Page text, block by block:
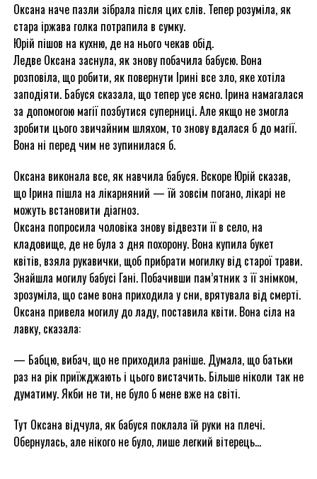
Оксана наче пазли зібрала після цих слів. Тепер розуміла, як
стара іржава голка потрапила в сумку.
Юрій пішов на кухню, де на нього чекав обід.
Ледве Оксана заснула, як знову побачила бабусю. Вона
розповіла, що робити, як повернути Ірині все зло, яке хотіла
заподіяти. Бабуся сказала, що тепер усе ясно. Ірина намагалася
за допомогою магії позбутися суперниці. Але якщо не змогла
зробити цього звичайним шляхом, то знову вдалася б до магії.
Вона ні перед чим не зупинилася б.
Оксана виконала все, як навчила бабуся. Вскоре Юрій сказав,
що Ірина пішла на лікарняний — їй зовсім погано, лікарі не
можуть встановити діагноз.
Оксана попросила чоловіка знову відвезти її в село, на
кладовище, де не була з дня похорону. Вона купила букет
квітів, взяла рукавички, щоб прибрати могилку від старої трави.
Знайшла могилу бабусі Гані. Побачивши пам’ятник з її знімком,
зрозуміла, що саме вона приходила у сни, врятувала від смерті.
Оксана привела могилу до ладу, поставила квіти. Вона сіла на
лавку, сказала:
— Бабцю, вибач, що не приходила раніше. Думала, що батьки
раз на рік приїжджають і цього вистачить. Більше ніколи так не
думатиму. Якби не ти, не було б мене вже на світі.
Тут Оксана відчула, як бабуся поклала їй руки на плечі.
Обернулась, але нікого не було, лише легкий вітерець…